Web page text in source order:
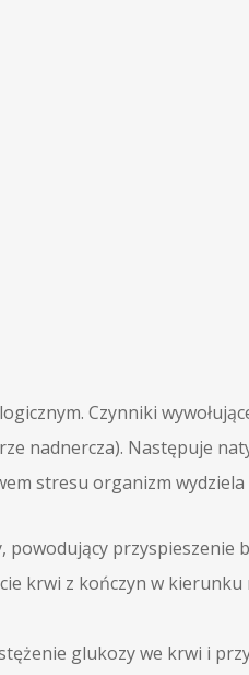
Czynniki
nadnercza). Następuje
stresu organizm
przyspieszenie
krwi z kończyn w
glukozy we krwi i